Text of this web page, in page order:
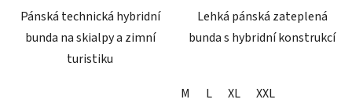
Pánská technická hybridní
bunda na skialpy a zimní
turistiku
Lehká pánská zateplená
bunda s hybridní konstrukcí
M L XL XXL